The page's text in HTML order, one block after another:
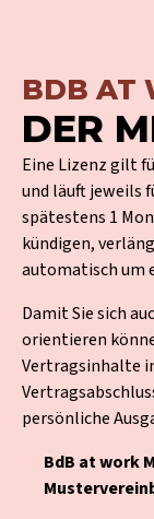
BDB AT
DER
Eine Lizenz gilt
und läuft jeweils
spätestens 1
kündigen,
automatisch um
Damit Sie sich
orientieren
Vertragsinhalte
persönliche
BdB at work